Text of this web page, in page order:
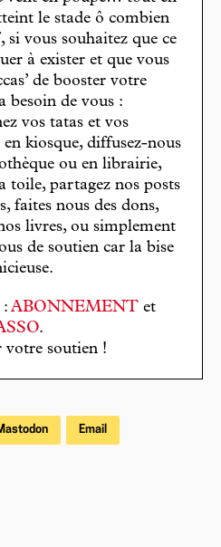
le stade ô combien
si vous souhaitez que ce
à exister et que vous
de booster votre
besoin de vous :
vos tatas et vos
en kiosque, diffusez-nous
ou en librairie,
toile, partagez nos posts
faites nous des dons,
livres, ou simplement
de soutien car la bise
: ABONNEMENT et
.
soutien !
Email